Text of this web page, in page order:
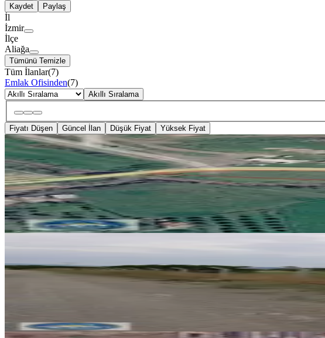
Kaydet
Paylaş
İl
İzmir
İlçe
Aliağa
Tümünü Temizle
Tüm İlanlar(7)
Emlak Ofisinden(7)
Akıllı Sıralama
Fiyatı Düşen Güncel İlan Düşük Fiyat Yüksek Fiyat
YOLA YAKIN
Aliağabarajı Yol Ayrımında Manisa Asfaltına
Aliağa, Güzelhisar Mahallesi
3646 m² ·Yolu Açılmış 21/m² · 25.07.2026
75.000 ₺
Çanakkale Yoluna Cepheli, Stratejik
Aliağa, Yalı Mahallesi
·